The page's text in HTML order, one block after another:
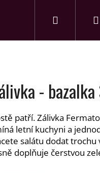
-
patří. Zálivka
letní kuchyni a
salátu dodat trochu
doplňuje čerstvou